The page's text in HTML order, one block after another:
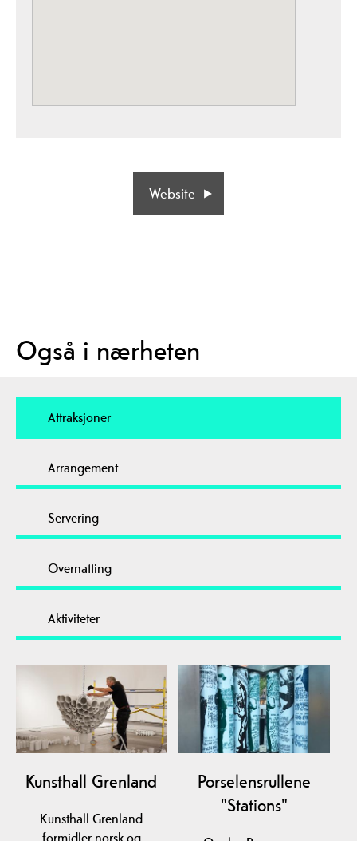
Website
Også i nærheten
Attraksjoner
Arrangement
Servering
Overnatting
Aktiviteter
Kunsthall Grenland
Kunsthall Grenland
Porselensrullene
"Stations"